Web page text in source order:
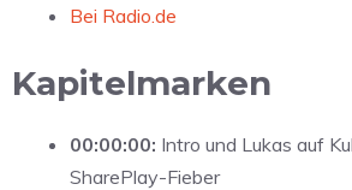
Bei Radio.de
Kapitelmarken
00:00:00: Intro und Lukas auf
SharePlay-Fieber